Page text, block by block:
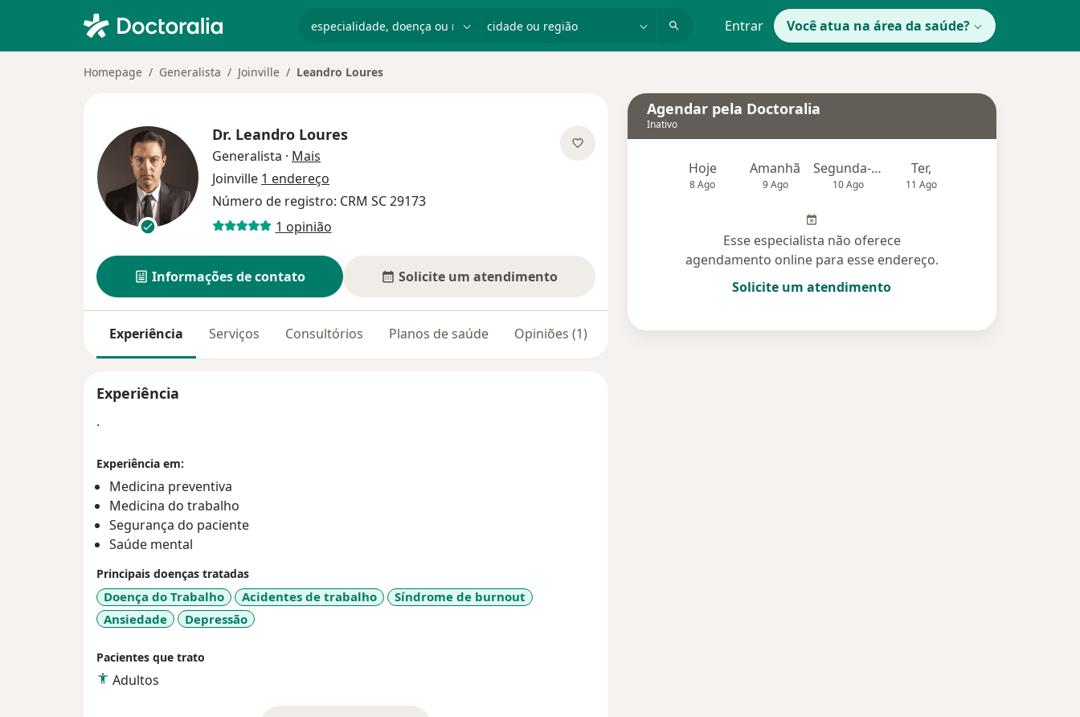
Entrar Você atua na área da saúde?
Homepage Generalista Joinville Leandro Loures
Dr. Leandro Loures
Generalista · Mais
Joinville 1 endereço
Número de registro: CRM SC 29173
1 opinião
Informações de contato Solicite um atendimento
Experiência Serviços Consultórios Planos de saúde Opiniões (1)
Experiência
.
Experiência em:
Medicina preventiva
Medicina do trabalho
Segurança do paciente
Saúde mental
Principais doenças tratadas
Doença do Trabalho Acidentes de trabalho
Síndrome de burnout
Ansiedade
Depressão
Pacientes que trato
Adultos
Agendar pela Doctoralia
Inativo
Hoje
8 Ago
Amanhã
9 Ago
Segunda-feira
10 Ago
Ter,
11 Ago
Esse especialista não oferece
agendamento online para esse endereço.
Solicite um atendimento